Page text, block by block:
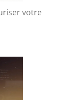
votre